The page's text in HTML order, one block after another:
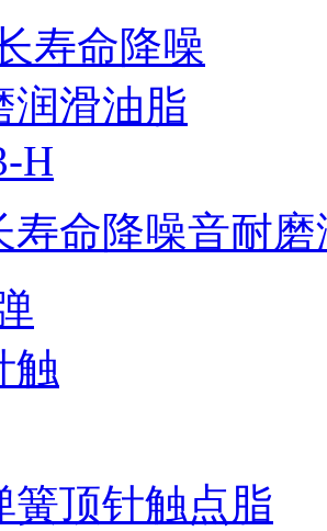
寿命降噪音耐
簧顶针触点脂